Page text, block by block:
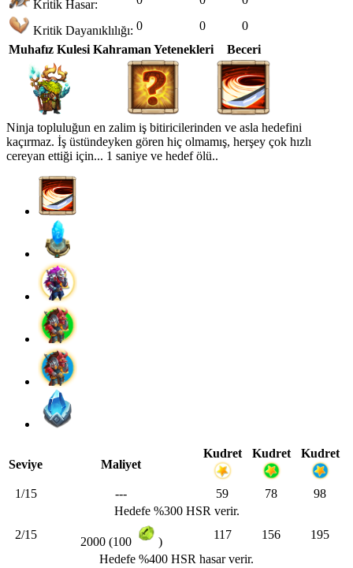
Kritik Hasar:
Kritik Dayanıklılığı: 0 0
0
Muhafız Kulesi Kahraman Yetenekleri Beceri
Ninja topluluğun en zalim iş bitiricilerinden ve asla hedefini
kaçırmaz. İş üstündeyken gören hiç olmamış, herşey çok hızlı
cereyan ettiği için... 1 saniye ve hedef ölü..
Seviye Maliyet
Kudret Kudret Kudret
1/15 --- 59 78
98
Hedefe %300 HSR verir.
2/15
2000 (100 )
117 156
195
Hedefe %400 HSR hasar verir.